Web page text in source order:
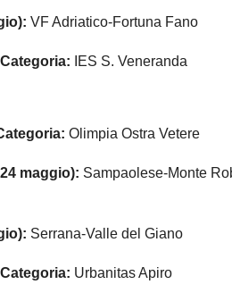
VF Adriatico-Fortuna Fano
IES S. Veneranda
Olimpia Ostra Vetere
maggio): Sampaolese-Monte
Serrana-Valle del Giano
Urbanitas Apiro